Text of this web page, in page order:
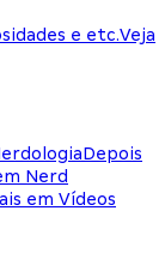
e etc.Veja
Depois
Nerd
em Vídeos